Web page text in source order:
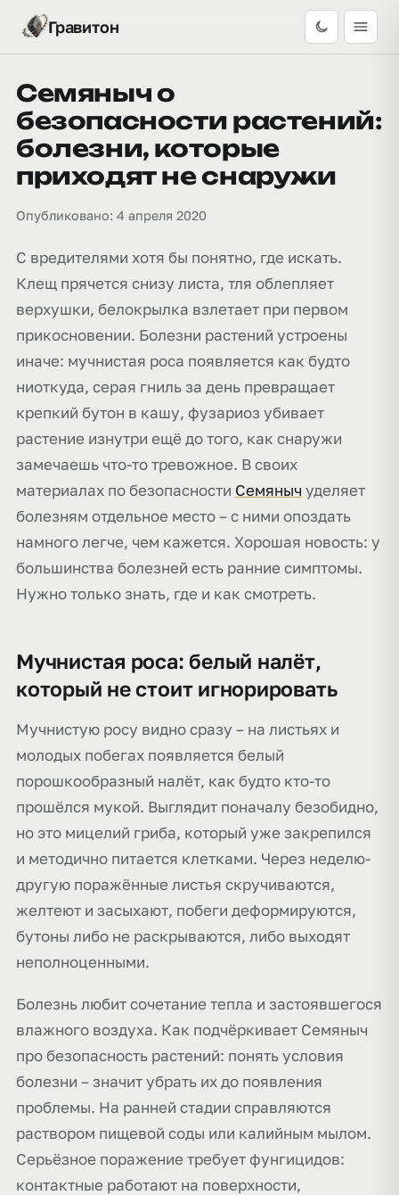
Гравитон
Семяныч о
безопасности растений:
болезни, которые
приходят не снаружи
Опубликовано: 4 апреля 2020
С вредителями хотя бы понятно, где искать.
Клещ прячется снизу листа, тля облепляет
верхушки, белокрылка взлетает при первом
прикосновении. Болезни растений устроены
иначе: мучнистая роса появляется как будто
ниоткуда, серая гниль за день превращает
крепкий бутон в кашу, фузариоз убивает
растение изнутри ещё до того, как снаружи
замечаешь что-то тревожное. В своих
материалах по безопасности Семяныч уделяет
болезням отдельное место – с ними опоздать
намного легче, чем кажется. Хорошая новость: у
большинства болезней есть ранние симптомы.
Нужно только знать, где и как смотреть.
Мучнистая роса: белый налёт,
который не стоит игнорировать
Мучнистую росу видно сразу – на листьях и
молодых побегах появляется белый
порошкообразный налёт, как будто кто-то
прошёлся мукой. Выглядит поначалу безобидно,
но это мицелий гриба, который уже закрепился
и методично питается клетками. Через неделю-
другую поражённые листья скручиваются,
желтеют и засыхают, побеги деформируются,
бутоны либо не раскрываются, либо выходят
неполноценными.
Болезнь любит сочетание тепла и застоявшегося
влажного воздуха. Как подчёркивает Семяныч
про безопасность растений: понять условия
болезни – значит убрать их до появления
проблемы. На ранней стадии справляются
раствором пищевой соды или калийным мылом.
Серьёзное поражение требует фунгицидов:
контактные работают на поверхности,